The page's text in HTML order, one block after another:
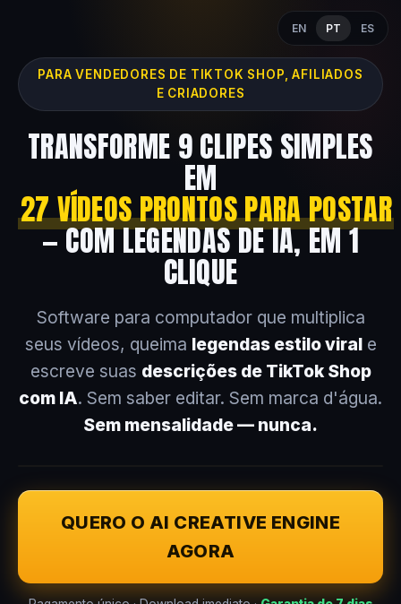
EN PT ES
PARA VENDEDORES DE TIKTOK SHOP, AFILIADOS
E CRIADORES
TRANSFORME 9 CLIPES SIMPLES
EM
27 VÍDEOS PRONTOS PARA POSTAR
— COM LEGENDAS DE IA, EM 1
CLIQUE
Software para computador que multiplica
seus vídeos, queima legendas estilo virale
escreve suas descrições de TikTok Shop
com IA. Sem saber editar. Sem marca d'água.
Sem mensalidade — nunca.
QUERO O AI CREATIVE ENGINE
AGORA